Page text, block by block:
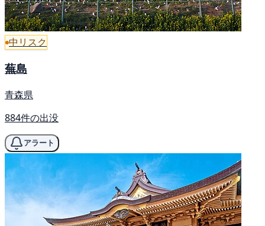
中リスク
蕪島
青森県
884件の出没
アラート